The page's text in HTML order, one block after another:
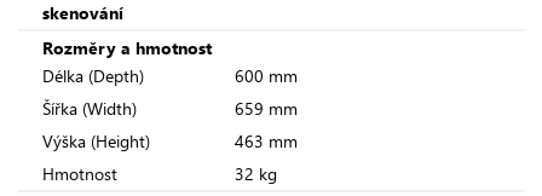
skenování
Rozměry a hmotnost
Délka (Depth)
600 mm
Šířka (Width)
659 mm
Výška (Height)
463 mm
Hmotnost
32 kg